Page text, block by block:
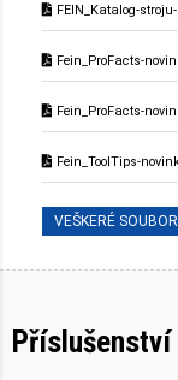
FEIN_Katalog-
Fein_ProFacts-
Fein_ProFacts-
Fein_ToolTips-
VEŠKERÉ
Příslušenství